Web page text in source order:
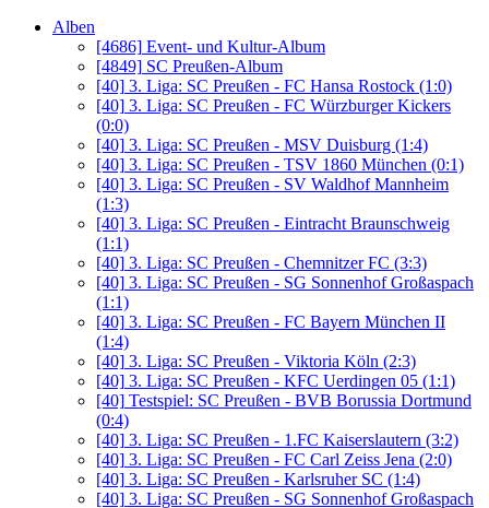
Alben
[4686] Event- und Kultur-Album
[4849] SC Preußen-Album
[40] 3. Liga: SC Preußen - FC Hansa Rostock (1:0)
[40] 3. Liga: SC Preußen - FC Würzburger Kickers
(0:0)
[40] 3. Liga: SC Preußen - MSV Duisburg (1:4)
[40] 3. Liga: SC Preußen - TSV 1860 München (0:1)
[40] 3. Liga: SC Preußen - SV Waldhof Mannheim
(1:3)
[40] 3. Liga: SC Preußen - Eintracht Braunschweig
(1:1)
[40] 3. Liga: SC Preußen - Chemnitzer FC (3:3)
[40] 3. Liga: SC Preußen - SG Sonnenhof Großaspach
(1:1)
[40] 3. Liga: SC Preußen - FC Bayern München II
(1:4)
[40] 3. Liga: SC Preußen - Viktoria Köln (2:3)
[40] 3. Liga: SC Preußen - KFC Uerdingen 05 (1:1)
[40] Testspiel: SC Preußen - BVB Borussia Dortmund
(0:4)
[40] 3. Liga: SC Preußen - 1.FC Kaiserslautern (3:2)
[40] 3. Liga: SC Preußen - FC Carl Zeiss Jena (2:0)
[40] 3. Liga: SC Preußen - Karlsruher SC (1:4)
[40] 3. Liga: SC Preußen - SG Sonnenhof Großaspach